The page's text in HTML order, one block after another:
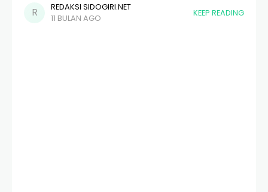
Miftahul Ulum ke-90 menyelenggarakan acara technical
meeting dan pengundian lomba bersama seluruh
REDAKSI SIDOGIRI.NET
11 BULAN AGO
KEEP READING